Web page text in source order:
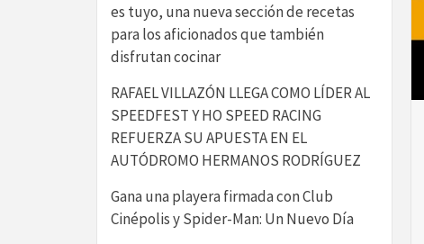
es tuyo, una nueva sección de recetas
para los aficionados que también
disfrutan cocinar
RAFAEL VILLAZÓN LLEGA COMO LÍDER AL
SPEEDFEST Y HO SPEED RACING
REFUERZA SU APUESTA EN EL
AUTÓDROMO HERMANOS RODRÍGUEZ
Gana una playera firmada con Club
Cinépolis y Spider-Man: Un Nuevo Día